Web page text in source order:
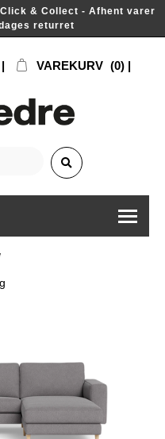
& Collect - Afhent varer
returret
VAREKURV (0)